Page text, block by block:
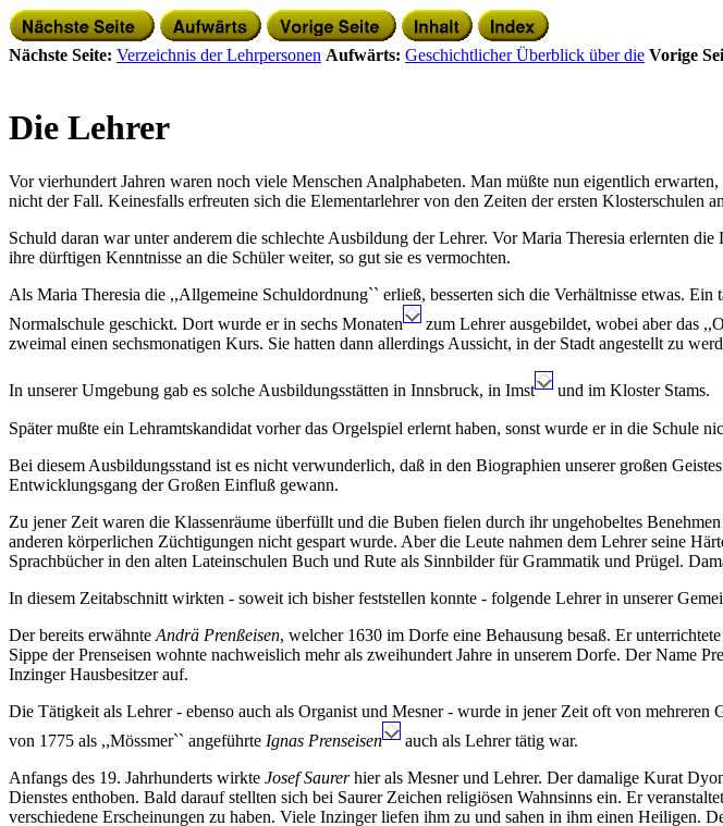
Nächste Seite: Verzeichnis der Lehrpersonen Aufwärts: Geschichtlicher Überblick über die Vorige
Die Lehrer
Vor vierhundert Jahren waren noch viele Menschen Analphabeten. Man müßte nun eigentlich
nicht der Fall. Keinesfalls erfreuten sich die Elementarlehrer von den Zeiten der ersten Klosterschulen
Schuld daran war unter anderem die schlechte Ausbildung der Lehrer. Vor Maria Theresia erlernten die
ihre dürftigen Kenntnisse an die Schüler weiter, so gut sie es vermochten.
Als Maria Theresia die ,,Allgemeine Schuldordnung`` erließ, besserten sich die Verhältnisse etwas.
Normalschule geschickt. Dort wurde er in sechs Monaten
zum Lehrer ausgebildet, wobei aber das
zweimal einen sechsmonatigen Kurs. Sie hatten dann allerdings Aussicht, in der Stadt angestellt zu
In unserer Umgebung gab es solche Ausbildungsstätten in Innsbruck, in Imst
und im Kloster Stams.
Später mußte ein Lehramtskandidat vorher das Orgelspiel erlernt haben, sonst wurde er in die Schule
Bei diesem Ausbildungsstand ist es nicht verwunderlich, daß in den Biographien unserer großen
Entwicklungsgang der Großen Einfluß gewann.
Zu jener Zeit waren die Klassenräume überfüllt und die Buben fielen durch ihr ungehobeltes
anderen körperlichen Züchtigungen nicht gespart wurde. Aber die Leute nahmen dem Lehrer seine
Sprachbücher in den alten Lateinschulen Buch und Rute als Sinnbilder für Grammatik und Prügel.
In diesem Zeitabschnitt wirkten - soweit ich bisher feststellen konnte - folgende Lehrer in unserer
Der bereits erwähnte Andrä Prenßeisen, welcher 1630 im Dorfe eine Behausung besaß. Er
Sippe der Prenseisen wohnte nachweislich mehr als zweihundert Jahre in unserem Dorfe. Der Name
Inzinger Hausbesitzer auf.
Die Tätigkeit als Lehrer - ebenso auch als Organist und Mesner - wurde in jener Zeit oft von
von 1775 als ,,Mössmer`` angeführte Ignas Prenseisen
auch als Lehrer tätig war.
Anfangs des 19. Jahrhunderts wirkte Josef Saurerhier als Mesner und Lehrer. Der damalige Kurat
Dienstes enthoben. Bald darauf stellten sich bei Saurer Zeichen religiösen Wahnsinns ein. Er
verschiedene Erscheinungen zu haben. Viele Inzinger liefen ihm zu und sahen in ihm einen Heiligen.